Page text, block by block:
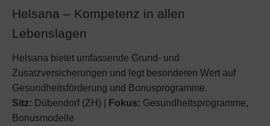
Helsana – Kompetenz in allen
Lebenslagen
Helsana bietet umfassende Grund- und
Zusatzversicherungen und legt besonderen Wert auf
Gesundheitsförderung und Bonusprogramme.
Sitz: Dübendorf (ZH) | Fokus: Gesundheitsprogramme,
Bonusmodelle